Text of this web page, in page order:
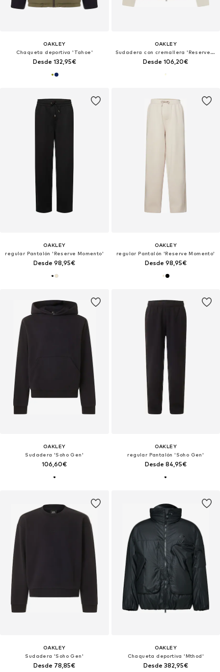
OAKLEY
Chaqueta deportiva 'Tahoe'
Desde 132,95€
OAKLEY
Sudadera con cremallera 'Reserve Momento Fz'
Desde 106,20€
OAKLEY
regular Pantalón 'Reserve Momento'
Desde 98,95€
OAKLEY
regular Pantalón 'Reserve Momento'
Desde 98,95€
OAKLEY
Sudadera 'Soho Gen'
106,60€
OAKLEY
regular Pantalón 'Soho Gen'
Desde 84,95€
OAKLEY
Sudadera 'Soho Gen'
Desde 78,85€
OAKLEY
Chaqueta deportiva 'Mthod'
Desde 382,95€